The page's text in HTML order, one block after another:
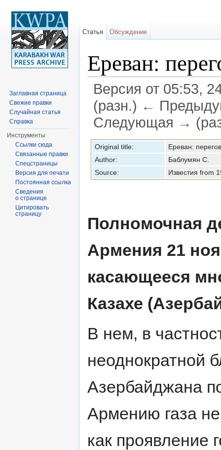
Ереван:
Версия от 05:53,
(разн.) ←
Следующая →
Original title:
Ереван:
Author:
Баблумян С.
Source:
Известия from
Полномочная
Армения 21
касающееся
Казахе
В нем, в
неоднократной
Азербайджана
Армению газа
как проявление
Статья Обсуждение
Заглавная страница
Свежие правки
Случайная статья
Справка
Инструменты
Ссылки сюда
Связанные правки
Спецстраницы
Версия для печати
Постоянная ссылка
Сведения
о странице
Цитировать
страницу